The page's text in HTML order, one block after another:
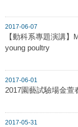
2017-06-07
【動科系專題演講
young poultry
2017-06-01
2017園藝試驗場金萱
2017-05-31